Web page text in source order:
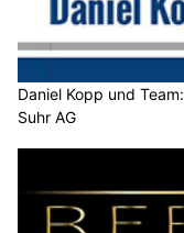
Daniel Kopp und
Suhr AG